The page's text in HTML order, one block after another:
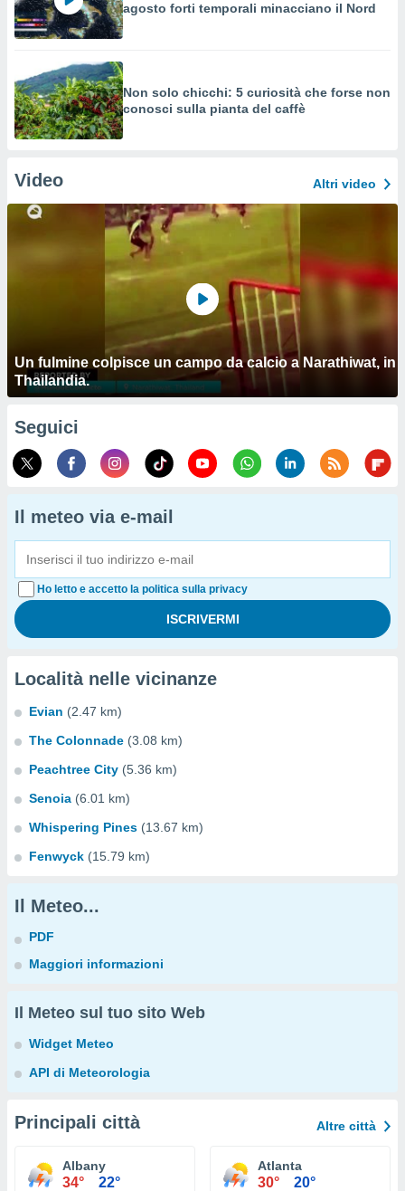
agosto forti temporali minacciano il Nord
Non solo chicchi: 5 curiosità che forse non
conosci sulla pianta del caffè
Video Altri video
Un fulmine colpisce un campo da calcio a Narathiwat, in
Thailandia.
Seguici
Il meteo via e-mail
Ho letto e accetto la politica sulla privacy
Località nelle vicinanze
Evian (2.47 km)
The Colonnade (3.08 km)
Peachtree City (5.36 km)
Senoia (6.01 km)
Whispering Pines (13.67 km)
Fenwyck (15.79 km)
Il Meteo...
PDF
Maggiori informazioni
Il Meteo sul tuo sito Web
Widget Meteo
API di Meteorologia
Principali città Altre città
Albany
34° 22°
Atlanta
30° 20°